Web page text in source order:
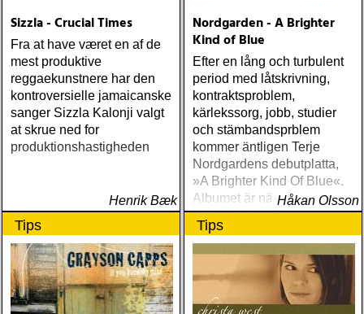
Sizzla - Crucial Times
Fra at have været en af de
mest produktive
reggaekunstnere har den
kontroversielle jamaicanske
sanger Sizzla Kalonji valgt
at skrue ned for
produktionshastigheden
Henrik Bæk
Nordgarden - A Brighter
Kind of Blue
Efter en lång och turbulent
period med låtskrivning,
kontraktsproblem,
kärlekssorg, jobb, studier
och stämbandsprblem
kommer äntligen Terje
Nordgardens debutplatta,
»A Brighter Kind Of Blue«.
Albumet är nära, enkelt och
ärligt och handlar om
upplevelser och historier
Håkan Olsson
Tips Tips